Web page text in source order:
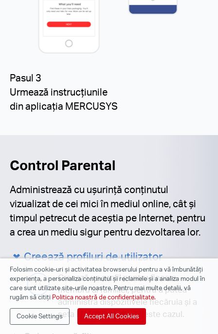
Pasul 3
Urmează instrucțiunile
din aplicația MERCUSYS
Control Parental
Administrează cu ușurință conținutul
vizualizat de cei mici în mediul online, cât și
timpul petrecut de aceștia pe Internet, pentru
a crea un mediu sigur pentru dezvoltarea lor.
Creează profiluri de utilizator
Creează un profil pentru fiecare
membru al familiei, pentru a putea
administra dispozitivele fiecăruia și a
seta limite acolo unde este cazul.
Folosim cookie-uri și activitatea browserului pentru a vă îmbunătăți
experiența, a personaliza conținutul și reclamele și a analiza modul în
care sunt utilizate site-urile noastre. Pentru mai multe detalii, vă
rugăm să citiți Politica noastră de confidențialitate.
Cookie Settings Accept All Cookies